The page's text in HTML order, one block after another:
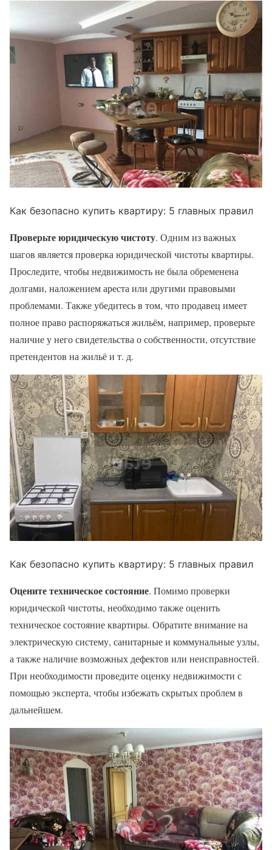
Как безопасно купить квартиру: 5 главных правил
Проверьте юридическую чистоту. Одним из важных
шагов является проверка юридической чистоты квартиры.
Проследите, чтобы недвижимость не была обременена
долгами, наложением ареста или другими правовыми
проблемами. Также убедитесь в том, что продавец имеет
полное право распоряжаться жильём, например, проверьте
наличие у него свидетельства о собственности, отсутствие
претендентов на жильё и т. д.
Как безопасно купить квартиру: 5 главных правил
Оцените техническое состояние. Помимо проверки
юридической чистоты, необходимо также оценить
техническое состояние квартиры. Обратите внимание на
электрическую систему, санитарные и коммунальные узлы,
а также наличие возможных дефектов или неисправностей.
При необходимости проведите оценку недвижимости с
помощью эксперта, чтобы избежать скрытых проблем в
дальнейшем.